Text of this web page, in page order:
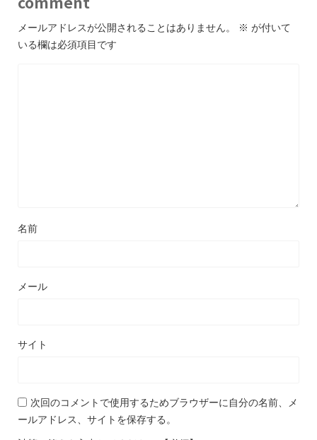
メールアドレスが公開されることはありません。 ※ が付いて
いる欄は必須項目です
名前
メール
サイト
次回のコメントで使用するためブラウザーに自分の名前、メ
ールアドレス、サイトを保存する。